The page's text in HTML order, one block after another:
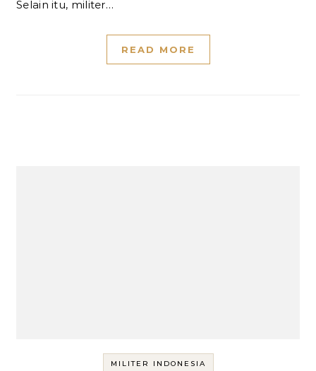
Selain itu, militer…
READ MORE
MILITER INDONESIA